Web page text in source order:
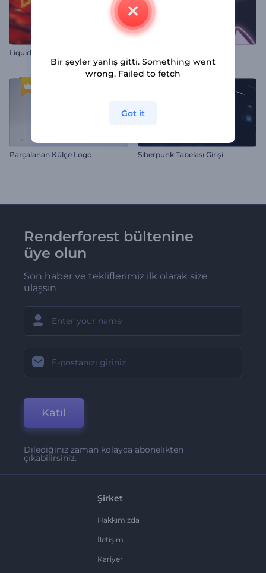
Liquid Fusion Logo Tanıtımı
Parçalanan Külçe Logo Siberpunk Tabelası Girişi
Renderforest bültenine
üye olun
Son haber ve tekliflerimiz ilk olarak size
ulaşsın
Katıl
Dilediğiniz zaman kolayca abonelikten
çıkabilirsiniz.
Şirket
Hakkımızda
İletişim
Kariyer
Bir şeyler yanlış gitti. Something went
wrong. Failed to fetch
Got it